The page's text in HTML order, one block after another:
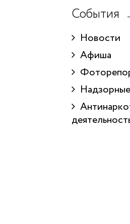
События
Новости
Афиша